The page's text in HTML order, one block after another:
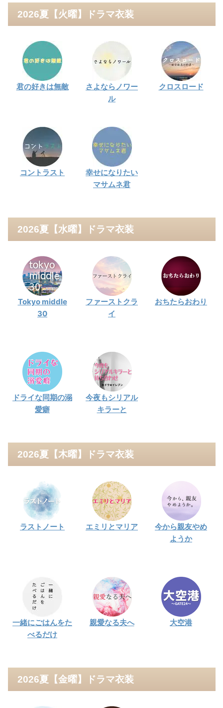
2026夏【火曜】ドラマ衣装
君の好きは無敵
さよならノワー
ル
クロスロード
コントラスト
幸せになりたい
マサムネ君
2026夏【水曜】ドラマ衣装
Tokyo middle
30
ファーストクラ
イ
おちたらおわり
ドライな同期の溺
愛癖
今夜もシリアル
キラーと
2026夏【木曜】ドラマ衣装
ラストノート エミリとマリア
今から親友やめ
ようか
一緒にごはんをた
べるだけ
親愛なる夫へ 大空港
2026夏【金曜】ドラマ衣装